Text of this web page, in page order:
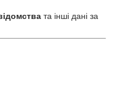
та інші дані за